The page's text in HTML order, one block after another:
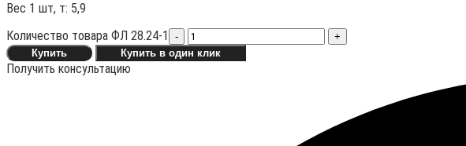
Вес 1 шт, т: 5,9
Количество товара ФЛ 28.24-1
-
+
Купить
Купить в один клик
Получить консультацию